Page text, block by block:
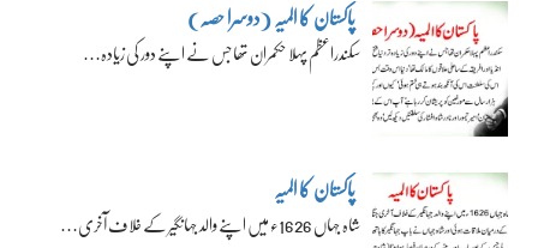
پاکستان کا المیہ (دوسرا حصہ)
سکندراعظم پہلا حکمران تھا جس نے اپنے دور کی زیادہ…
پاکستان کا المیہ
شاہ جہاں 1626ء میں اپنے والد جہانگیر کے خلاف آخری…